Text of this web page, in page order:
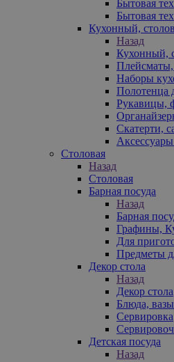
Бытовая
Бытовая
Кухонный,
Назад
Кухонный,
Плейсматы,
Наборы
Полотенца
Рукавицы,
Скатерти,
Аксессуары
Столовая
Назад
Столовая
Барная посуда
Назад
Барная
Графины,
Для
Предметы
Декор стола
Назад
Декор стола
Блюда,
Сервировка
Детская посуда
Назад